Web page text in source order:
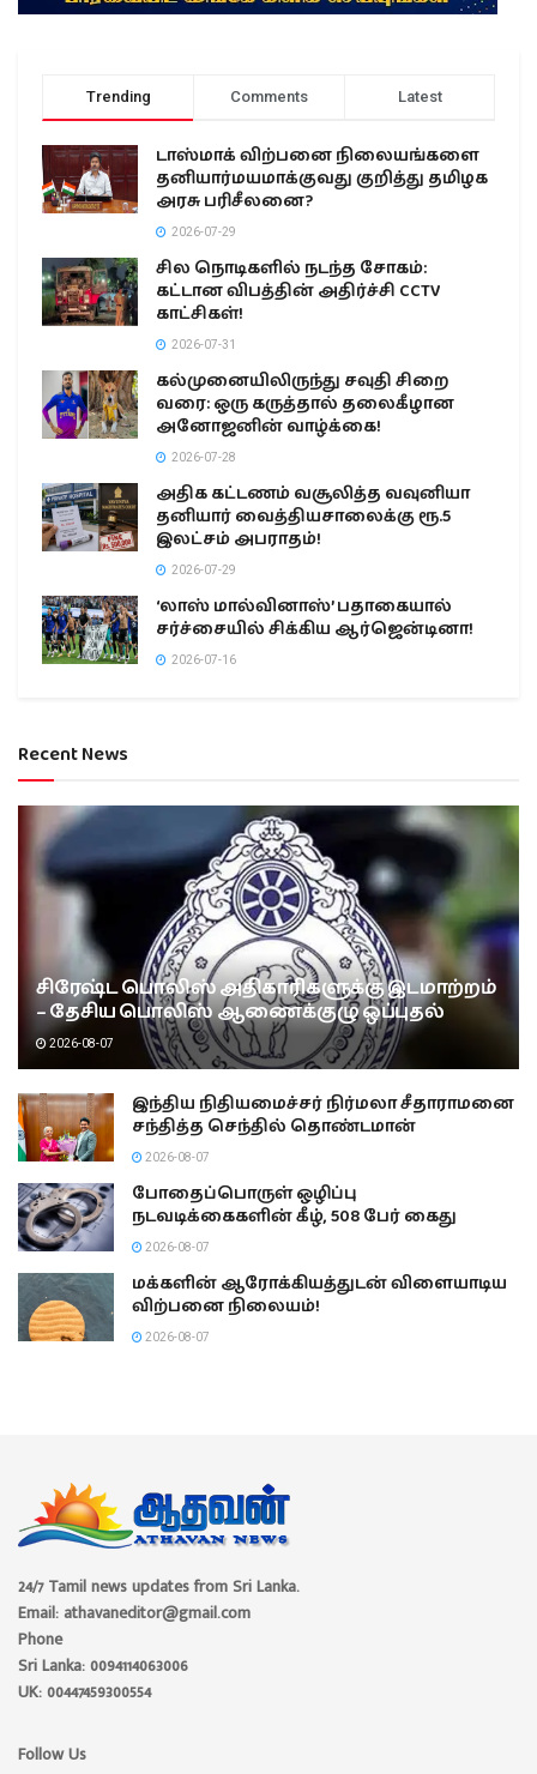
Trending Comments Latest
டாஸ்மாக் விற்பனை நிலையங்களை
தனியார்மயமாக்குவது குறித்து தமிழக
அரசு பரிசீலனை?
2026-07-29
சில நொடிகளில் நடந்த சோகம்:
கட்டான விபத்தின் அதிர்ச்சி CCTV
காட்சிகள்!
2026-07-31
கல்முனையிலிருந்து சவுதி சிறை
வரை: ஒரு கருத்தால் தலைகீழான
அனோஜனின் வாழ்க்கை!
2026-07-28
அதிக கட்டணம் வசூலித்த வவுனியா
தனியார் வைத்தியசாலைக்கு ரூ.5
இலட்சம் அபராதம்!
2026-07-29
‘லாஸ் மால்வினாஸ்’ பதாகையால்
சர்ச்சையில் சிக்கிய ஆர்ஜென்டினா!
2026-07-16
Recent News
சிரேஷ்ட பொலிஸ் அதிகாரிகளுக்கு இடமாற்றம்
– தேசிய பொலிஸ் ஆணைக்குழு ஒப்புதல்
2026-08-07
இந்திய நிதியமைச்சர் நிர்மலா சீதாராமனை
சந்தித்த செந்தில் தொண்டமான்
2026-08-07
போதைப்பொருள் ஒழிப்பு
நடவடிக்கைகளின் கீழ், 508 பேர் கைது
2026-08-07
மக்களின் ஆரோக்கியத்துடன் விளையாடிய
விற்பனை நிலையம்!
2026-08-07
24/7 Tamil news updates from Sri Lanka.
Email: athavaneditor@gmail.com
Phone
Sri Lanka: 0094114063006
UK: 00447459300554
Follow Us